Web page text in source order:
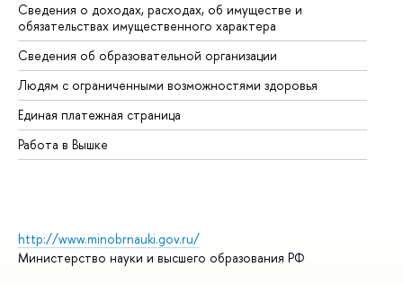
Сведения о доходах, расходах, об имуществе и
обязательствах имущественного характера
Сведения об образовательной организации
Людям с ограниченными возможностями здоровья
Единая платежная страница
Работа в Вышке
http://www.minobrnauki.gov.ru/
Министерство науки и высшего образования РФ